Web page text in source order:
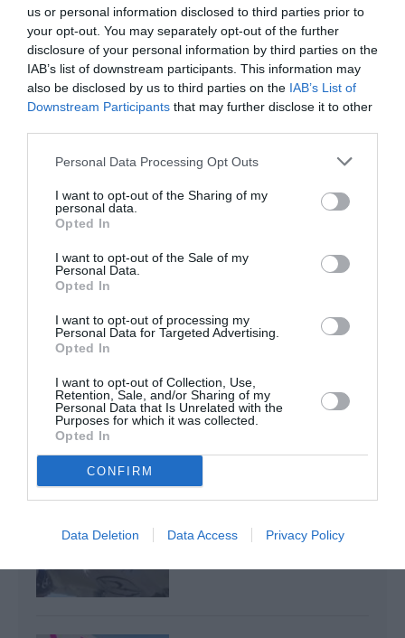
us or personal information disclosed to third parties prior to
your opt-out. You may separately opt-out of the further
disclosure of your personal information by third parties on the
IAB’s list of downstream participants. This information may
also be disclosed by us to third parties on the IAB’s List of
Downstream Participants that may further disclose it to other
Personal Data Processing Opt Outs
I want to opt-out of the Sharing of my
personal data.
Opted In
I want to opt-out of the Sale of my
Personal Data.
Opted In
I want to opt-out of processing my
Personal Data for Targeted Advertising.
Opted In
I want to opt-out of Collection, Use,
Retention, Sale, and/or Sharing of my
Personal Data that Is Unrelated with the
Purposes for which it was collected.
Opted In
CONFIRM
Data Deletion Data Access Privacy Policy
arrivées plus longues, des correspondances à risque
Serge13a commenté l'article :
Flynas ouvre une ligne directe entre Médine et
air europa bolivie Madrid
LIRE AUSSI
COLLISION ÉVITÉE DE
AIRBUS A321 D’IBERIA...
ESPAGNE : DEUX